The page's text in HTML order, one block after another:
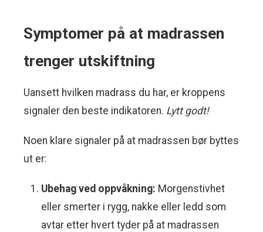
Symptomer på at madrassen
trenger utskiftning
Uansett hvilken madrass du har, er kroppens
signaler den beste indikatoren. Lytt godt!
Noen klare signaler på at madrassen bør byttes
ut er:
Ubehag ved oppvåkning: Morgenstivhet
eller smerter i rygg, nakke eller ledd som
avtar etter hvert tyder på at madrassen